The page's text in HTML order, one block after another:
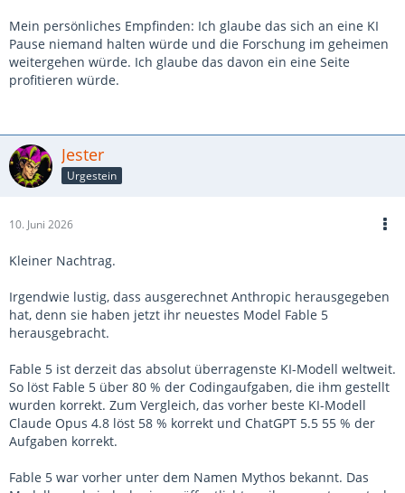
Mein persönliches Empfinden: Ich glaube das sich an eine KI
Pause niemand halten würde und die Forschung im geheimen
weitergehen würde. Ich glaube das davon ein eine Seite
profitieren würde.
Jester
Urgestein
10. Juni 2026
Kleiner Nachtrag.
Irgendwie lustig, dass ausgerechnet Anthropic herausgegeben
hat, denn sie haben jetzt ihr neuestes Model Fable 5
herausgebracht.
Fable 5 ist derzeit das absolut überragenste KI-Modell weltweit.
So löst Fable 5 über 80 % der Codingaufgaben, die ihm gestellt
wurden korrekt. Zum Vergleich, das vorher beste KI-Modell
Claude Opus 4.8 löst 58 % korrekt und ChatGPT 5.5 55 % der
Aufgaben korrekt.
Fable 5 war vorher unter dem Namen Mythos bekannt. Das